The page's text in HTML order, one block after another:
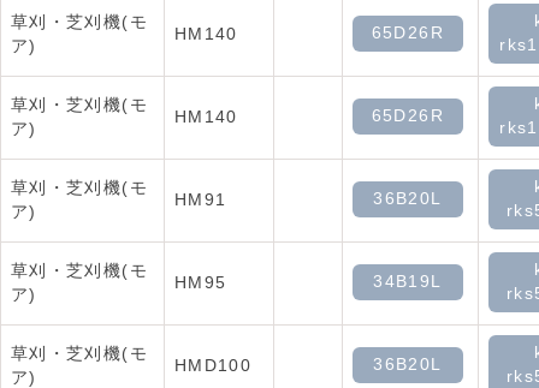
草刈・芝刈機(モ
ア)
HM140 65D26R
草刈・芝刈機(モ
ア)
HM140 65D26R
草刈・芝刈機(モ
ア)
HM91 36B20L
草刈・芝刈機(モ
ア)
HM95 34B19L
草刈・芝刈機(モ
ア)
HMD100 36B20L